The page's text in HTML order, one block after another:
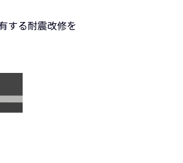
する耐震改修を